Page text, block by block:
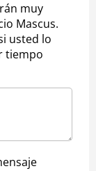
muy
Mascus.
usted lo
tiempo